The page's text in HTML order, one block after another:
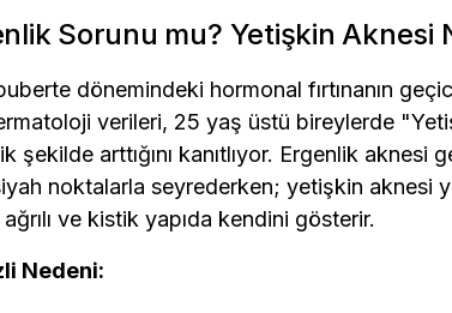
Sorunu mu? Yetişkin Aknesi
dönemindeki hormonal fırtınanın
verileri, 25 yaş üstü bireylerde
şekilde arttığını kanıtlıyor. Ergenlik aknesi
noktalarla seyrederken; yetişkin aknesi
ve kistik yapıda kendini gösterir.
Nedeni: